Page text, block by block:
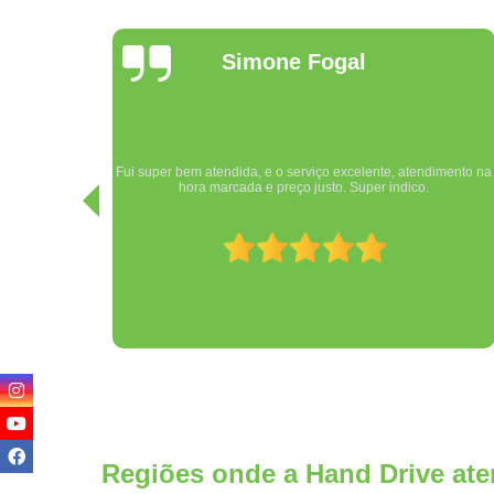
Mayky
Campelo
atencioso e profissional. Sem contar a humildade e
cordialidade! Muito obrigado, estou muito satisfeito com o
Regiões onde a Hand Drive